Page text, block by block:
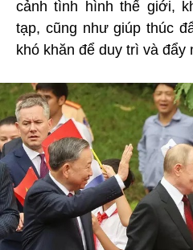
cảnh tình hình thế giới,
tạp, cũng như giúp thúc
khó khăn để duy trì và đẩy